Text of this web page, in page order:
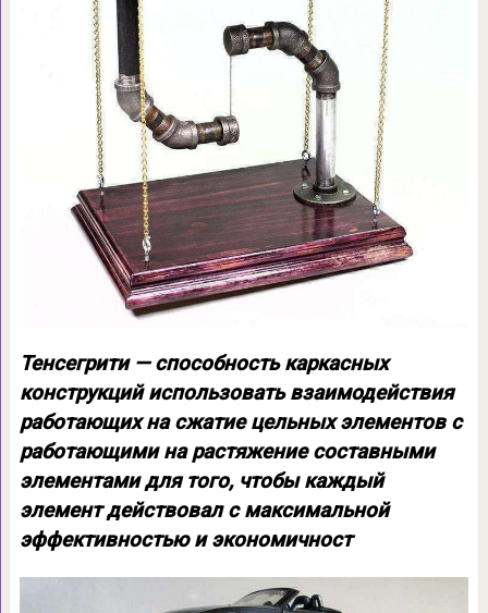
Тенсегрити — способность каркасных
конструкций использовать взаимодействия
работающих на сжатие цельных элементов с
работающими на растяжение составными
элементами для того, чтобы каждый
элемент действовал с максимальной
эффективностью и экономичност